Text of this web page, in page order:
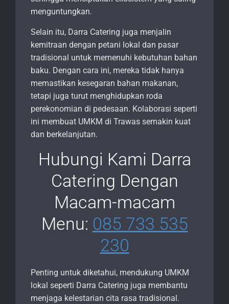
menguntungkan.
Selain itu, Darra Catering juga menjalin
kemitraan dengan petani lokal dan pasar
tradisional untuk memenuhi kebutuhan bahan
baku. Dengan cara ini, mereka tidak hanya
memastikan kesegaran bahan makanan,
tetapi juga turut menghidupkan roda
perekonomian di pedesaan. Kolaborasi seperti
ini membuat UMKM di Trawas semakin kuat
dan berkelanjutan.
Hubungi Kami Darra
Catering Dengan
Macam-macam
Menu: 085 733 535
230
Penting untuk diketahui, mendukung UMKM
lokal seperti Darra Catering juga membantu
menjaga kelestarian cita rasa tradisional.